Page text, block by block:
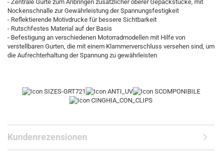
- Zentrale Gurte zum Anbringen zusätzlicher oberer Gepäckstücke, mit
Nockenschnalle zur Gewährleistung der Spannungsfestigkeit
- Reflektierende Motivdrucke für bessere Sichtbarkeit
- Rutschfestes Material auf der Basis
- Befestigung an verschiedenen Motorradmodellen mit Hilfe von
verstellbaren Gurten, die mit einem Klammerverschluss versehen sind, um
die Aufrechterhaltung der Spannung zu gewährleisten
Kundenrezensionen